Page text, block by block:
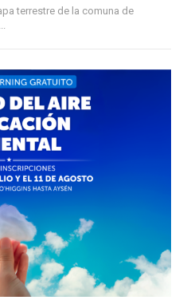
terrestre de la comuna de